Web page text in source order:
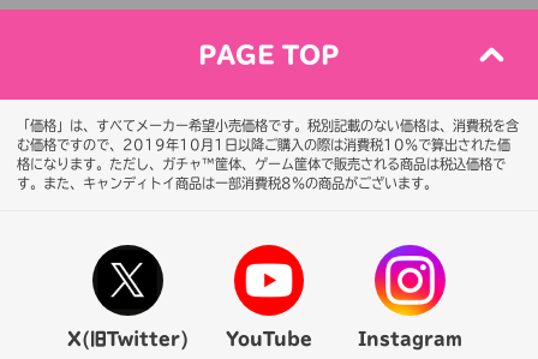
PAGE TOP
「価格」は、すべてメーカー希望小売価格です。税別記載のない価格は、消費税を含
む価格ですので、2019年10月1日以降ご購入の際は消費税10％で算出された価
格になります。 ただし、ガチャ™筐体、ゲーム筐体で販売される商品は税込価格で
す。また、キャンディトイ商品は一部消費税8％の商品がございます。
X(旧Twitter) YouTube Instagram